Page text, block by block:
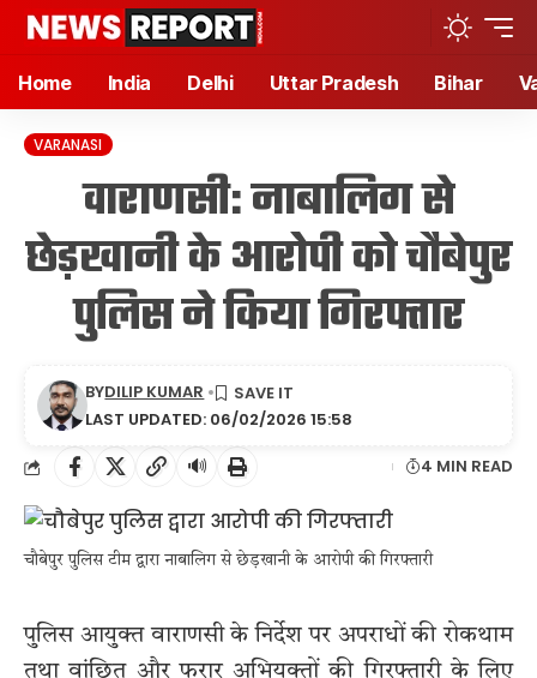
Home India Delhi Uttar Pradesh Bihar
VARANASI
वाराणसी: नाबालिग से
छेड़खानी के आरोपी को चौबेपुर
पुलिस ने किया गिरफ्तार
LAST UPDATED: 06/02/2026 15:58
BYDILIP KUMAR
🔊 4 MIN READ
चौबेपुर पुलिस टीम द्वारा नाबालिग से छेड़खानी के आरोपी की गिरफ्तारी
पुलिस आयुक्त वाराणसी के निर्देश पर अपराधों की रोकथाम
तथा वांछित और फरार अभियुक्तों की गिरफ्तारी के लिए